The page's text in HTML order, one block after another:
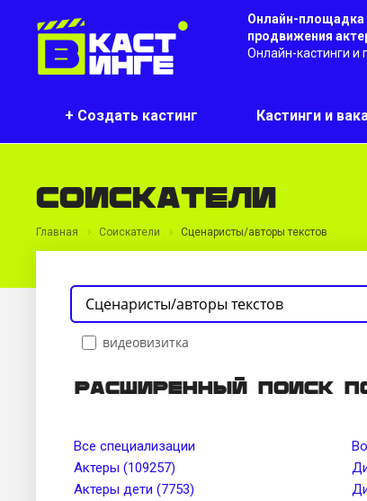
Онлайн-площадка
продвижения
Онлайн-кастинги и
+ Создать кастинг Кастинги и
Соискатели
Главная Соискатели Сценаристы/авторы текстов
видеовизитка
Расширенный поиск
Цвет глаз
Все специализации
Актеры (109257)
Актеры дети (7753)